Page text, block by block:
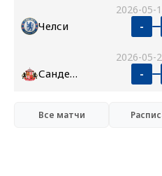
2026-05-
Челси -
2026-05-
Сандерленд -
Все матчи